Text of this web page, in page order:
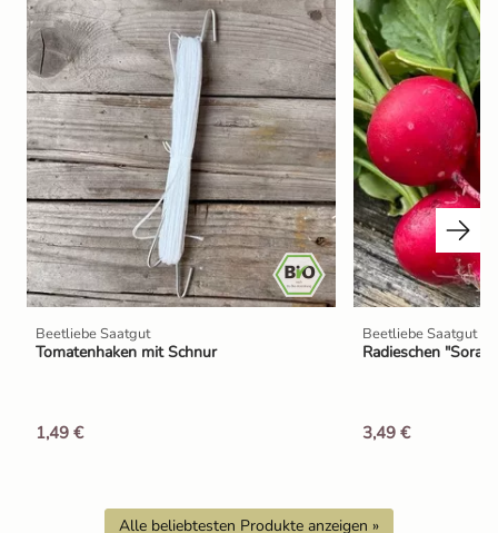
Beetliebe Saatgut
Tomatenhaken mit Schnur
1,49 €
Beetliebe Saatgut
Radieschen "Sora"
3,49 €
Alle beliebtesten Produkte anzeigen »